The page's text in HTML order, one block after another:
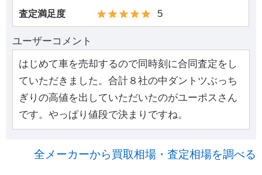
査定満足度 5
ユーザーコメント
はじめて車を売却するので同時刻に合同査定をし
ていただきました。合計８社の中ダントツぶっち
ぎりの高値を出していただいたのがユーポスさん
です。やっぱり値段で決まりですね。
全メーカーから買取相場・査定相場を調べる